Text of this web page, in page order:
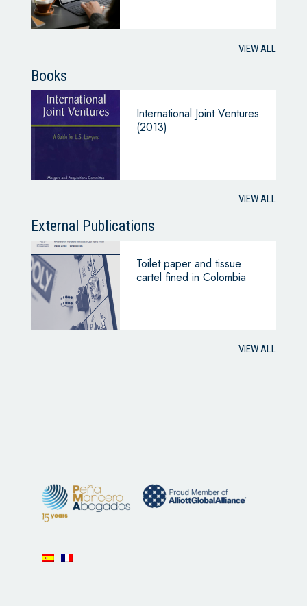
VIEW ALL
Books
International Joint Ventures
(2013)
VIEW ALL
External Publications
Toilet paper and tissue
cartel fined in Colombia
VIEW ALL